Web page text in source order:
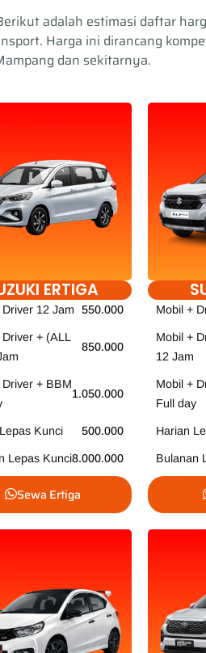
adalah estimasi daftar
Harga ini dirancang
dan sekitarnya.
ERTIGA
Driver 12 Jam 550.000
+ (ALL
850.000
Driver + BBM
1.050.000
Kunci 500.000
Lepas Kunci8.000.000
Sewa Ertiga
Mobil +
Mobil +
12 Jam
Mobil +
Full day
Harian
Bulanan